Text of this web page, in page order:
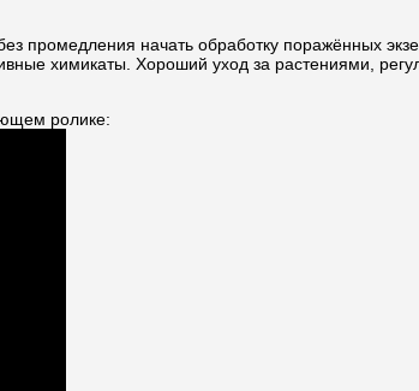
промедления начать обработку поражённых
химикаты. Хороший уход за растениями,
ролике: